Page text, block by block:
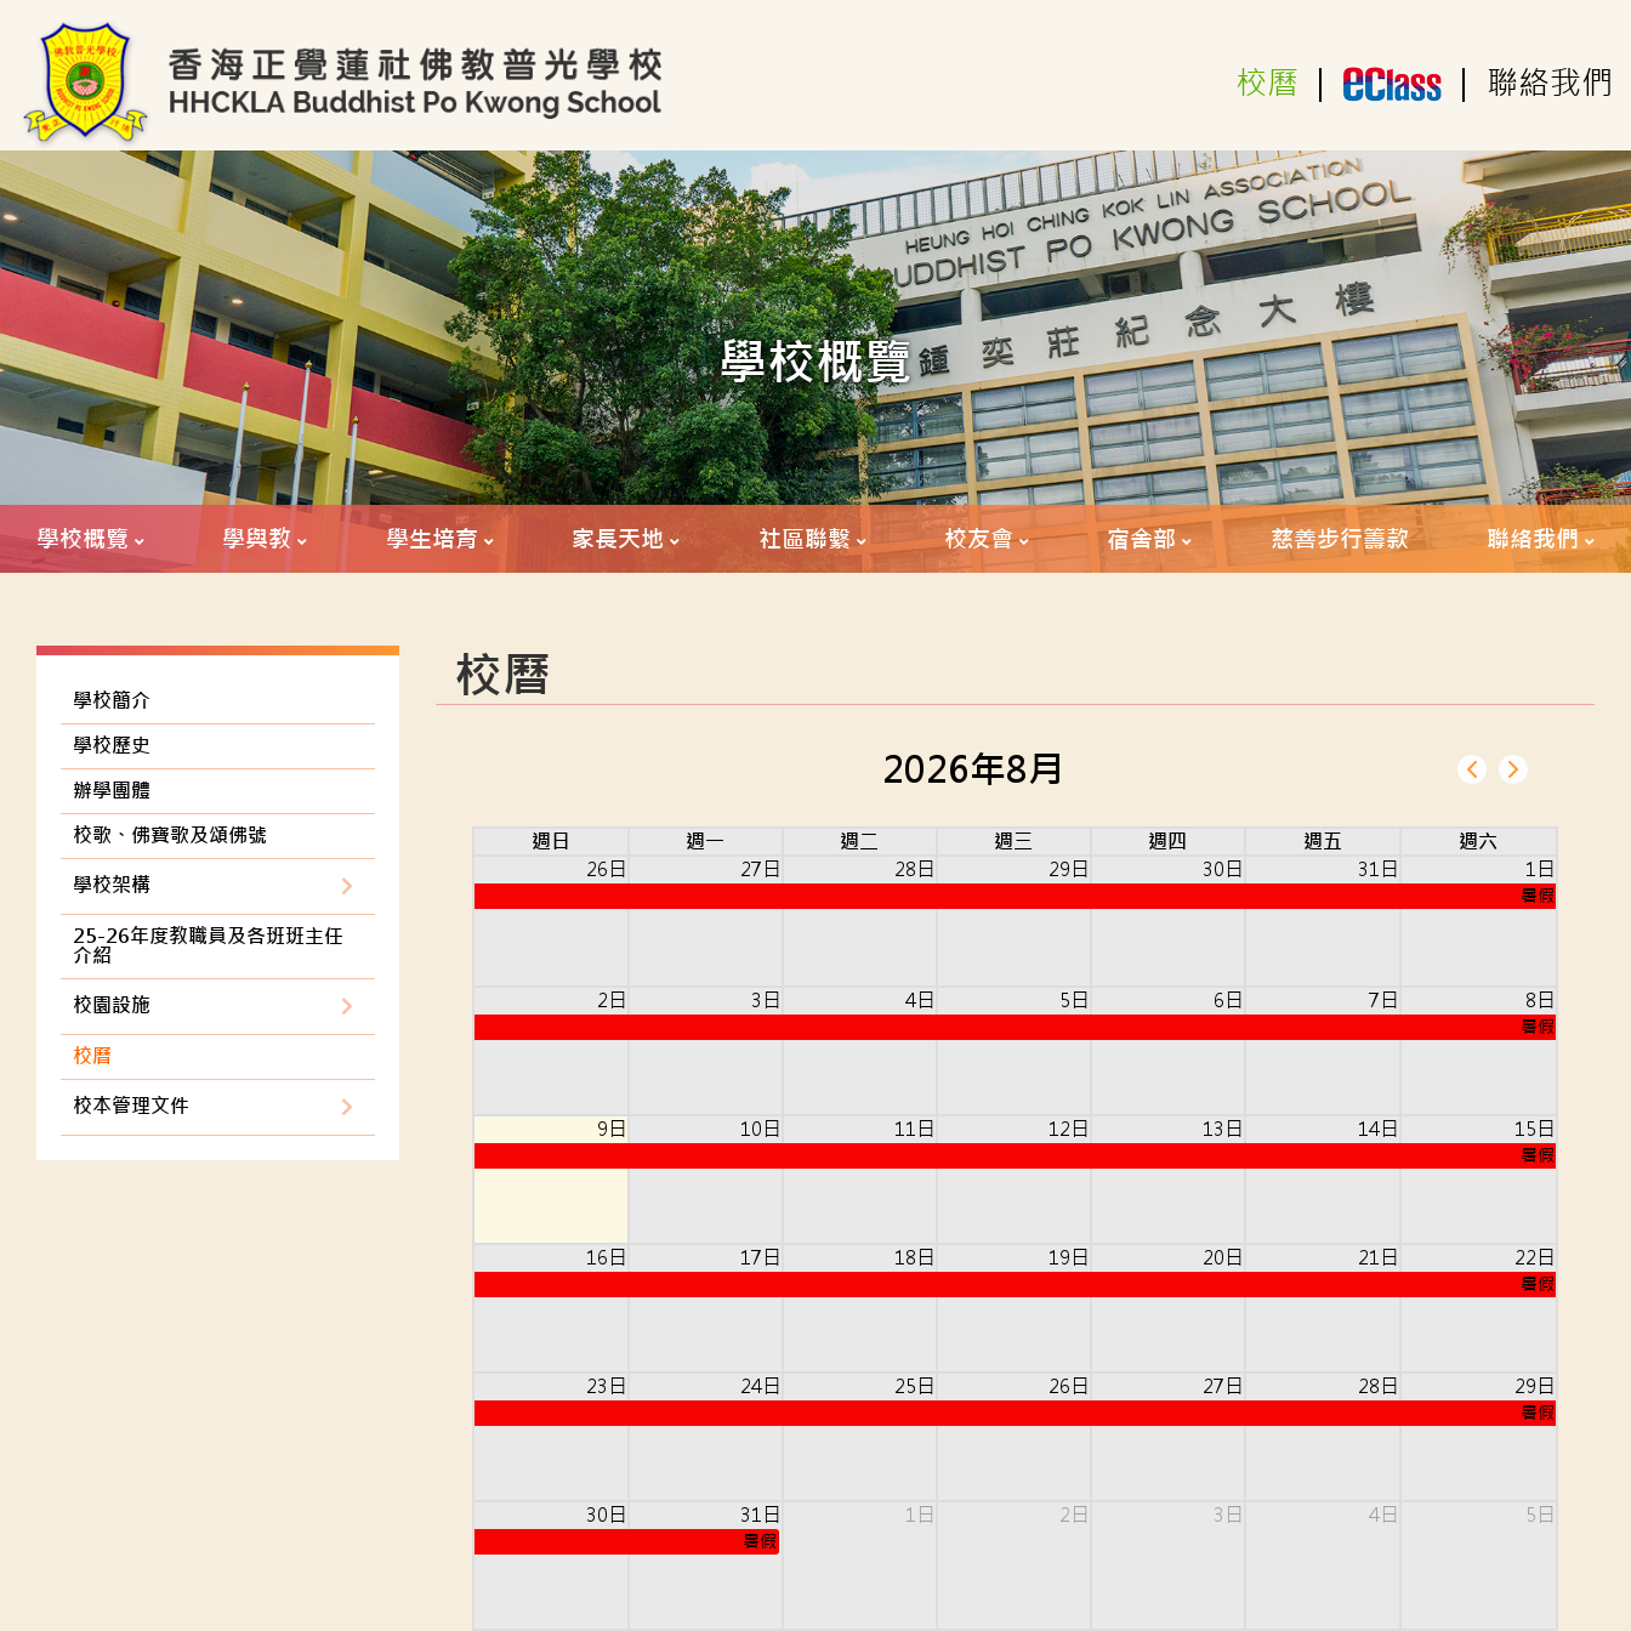
校曆 聯絡我們
學校概覽
學校概覽 學與教 學生培育 家長天地 社區聯繫 校友會 宿舍部 慈善步行籌款 聯絡我們
學校簡介
學校歷史
辦學團體
校歌、佛寶歌及頌佛號
學校架構
25-26年度教職員及各班班主任
介紹
校園設施
校曆
校本管理文件
校曆
2026年8月
週日 週一 週二 週三 週四 週五 週六
26日 27日 28日 29日 30日 31日 1日
暑假
2日 3日 4日 5日 6日 7日 8日
暑假
9日 10日 11日 12日 13日 14日 15日
暑假
16日 17日 18日 19日 20日 21日 22日
暑假
23日 24日 25日 26日 27日 28日 29日
暑假
30日 31日 1日 2日 3日 4日 5日
暑假